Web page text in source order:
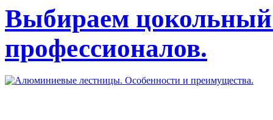
Выбираем цокольный
профессионалов.